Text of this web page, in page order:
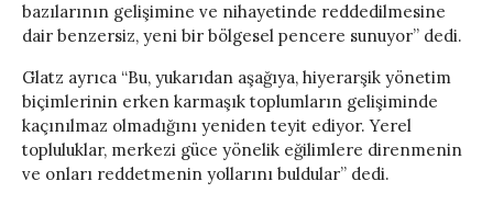
bazılarının gelişimine ve nihayetinde reddedilmesine
dair benzersiz, yeni bir bölgesel pencere sunuyor” dedi.
Glatz ayrıca “Bu, yukarıdan aşağıya, hiyerarşik yönetim
biçimlerinin erken karmaşık toplumların gelişiminde
kaçınılmaz olmadığını yeniden teyit ediyor. Yerel
topluluklar, merkezi güce yönelik eğilimlere direnmenin
ve onları reddetmenin yollarını buldular” dedi.